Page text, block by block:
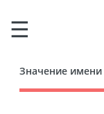
Значение имени